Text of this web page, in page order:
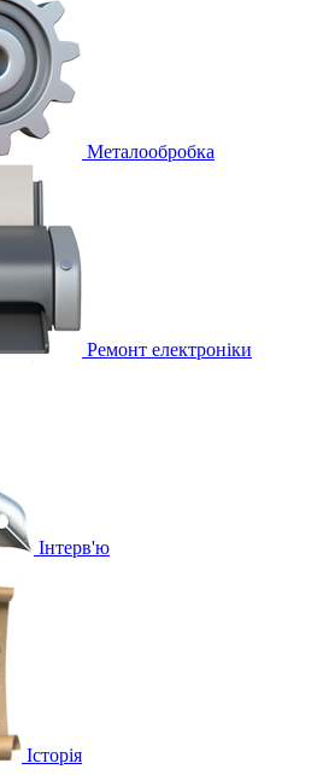
Металообробка
Ремонт електроніки
Інтерв'ю
Історія